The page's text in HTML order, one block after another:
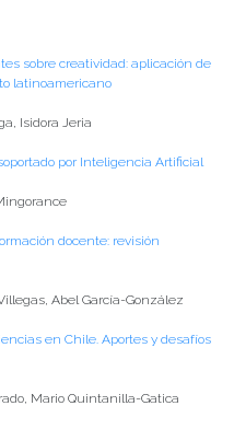
sobre creatividad: aplicación de
latinoamericano
Isidora Jeria
por Inteligencia Artificial
docente: revisión
Abel García-González
en Chile. Aportes y desafíos
Mario Quintanilla-Gatica